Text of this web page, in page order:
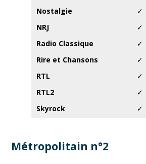
Nostalgie
✓
NRJ
✓
Radio Classique
✓
Rire et Chansons
✓
RTL
✓
RTL2
✓
Skyrock
✓
Métropolitain n°2